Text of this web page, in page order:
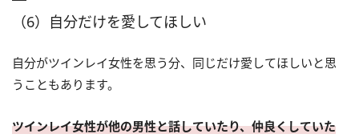
（6）自分だけを愛してほしい
自分がツインレイ女性を思う分、同じだけ愛してほしいと思
うこともあります。
ツインレイ女性が他の男性と話していたり、仲良くしていた